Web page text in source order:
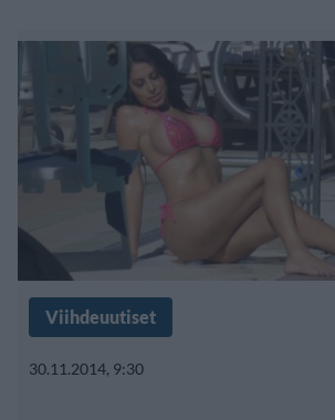
Viihdeuutiset
30.11.2014, 9:30